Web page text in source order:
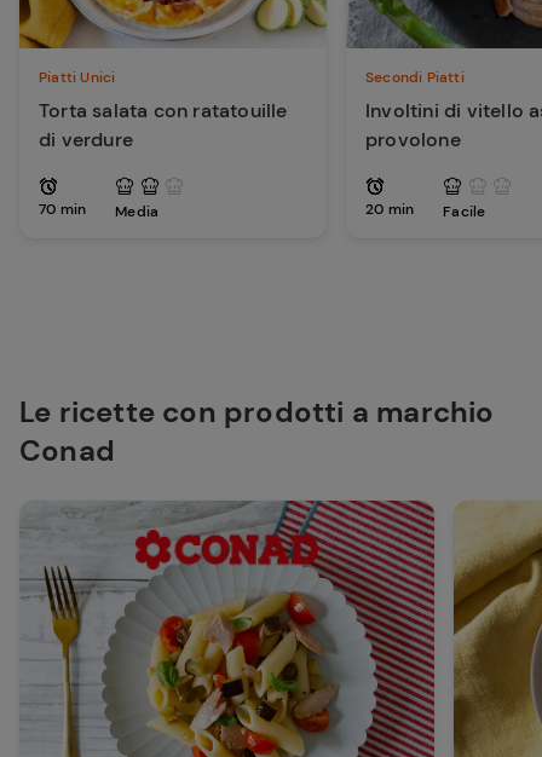
Piatti Unici
Torta salata con ratatouille
di verdure
70 min Media
Secondi Piatti
Involtini di vitello
provolone
20 min Facile
Le ricette con prodotti a marchio
Conad